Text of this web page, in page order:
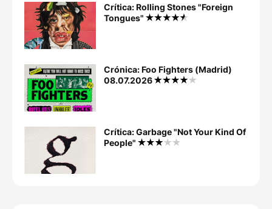
Crítica: Rolling Stones "Foreign
Tongues"
Crónica: Foo Fighters (Madrid)
08.07.2026
Crítica: Garbage "Not Your Kind Of
People"